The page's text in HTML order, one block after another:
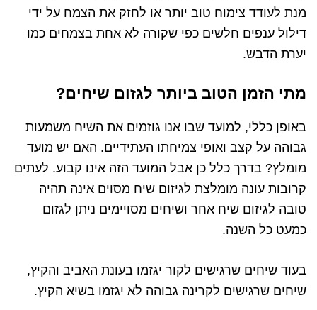
מנת לעודד צימוח טוב יותר או לחזק את הצמח על ידי
דילול ענפים חלשים כפי שקורה לא אחת בצמחים כמו
יערת הדבש.
מתי הזמן הטוב ביותר לגזום שיחים?
באופן כללי, למועד שבו אנו גוזמים את השיח משמעות
גבוהה על קצב ואופי צמיחתו העתידיים. האם יש מועד
מומלץ? בדרך כלל כן אבל המועד הזה אינו קבוע. לעתים
קרובות עונה מומלצת לגיזום שיח מסוים אינה תהיה
טובה לגיזום שיח אחר ושיחים מסויימים ניתן לגזום
כמעט כל השנה.
בעוד שיחים שרגישים לקור יגזמו בעונת האביב והקיץ,
שיחים שרגישים לקרינה גבוהה לא יגזמו בשיא הקיץ.